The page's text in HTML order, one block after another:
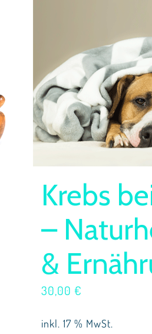
Krebs
–
&
30,00€
inkl. 17 % MwSt.